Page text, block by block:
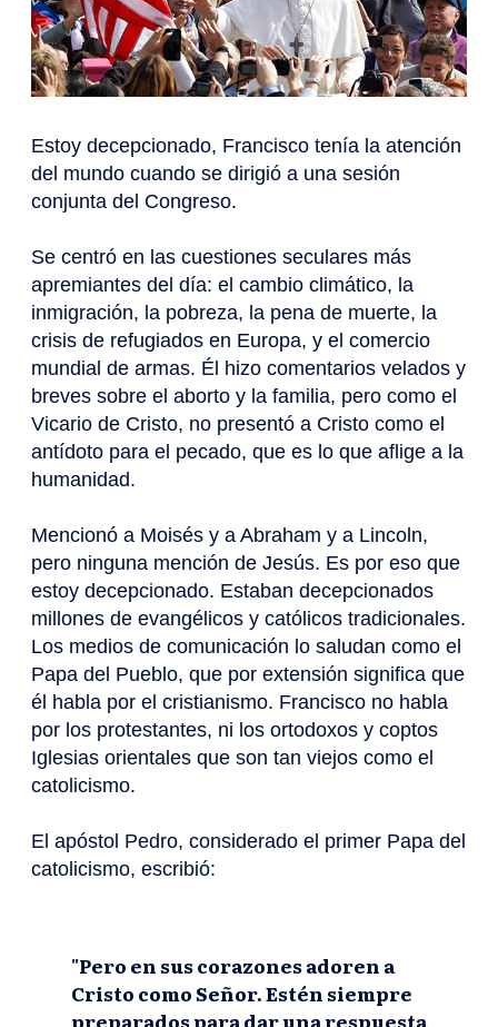
Estoy decepcionado, Francisco tenía la atención
del mundo cuando se dirigió a una sesión
conjunta del Congreso.
Se centró en las cuestiones seculares más
apremiantes del día: el cambio climático, la
inmigración, la pobreza, la pena de muerte, la
crisis de refugiados en Europa, y el comercio
mundial de armas. Él hizo comentarios velados y
breves sobre el aborto y la familia, pero como el
Vicario de Cristo, no presentó a Cristo como el
antídoto para el pecado, que es lo que aflige a la
humanidad.
Mencionó a Moisés y a Abraham y a Lincoln,
pero ninguna mención de Jesús. Es por eso que
estoy decepcionado. Estaban decepcionados
millones de evangélicos y católicos tradicionales.
Los medios de comunicación lo saludan como el
Papa del Pueblo, que por extensión significa que
él habla por el cristianismo. Francisco no habla
por los protestantes, ni los ortodoxos y coptos
Iglesias orientales que son tan viejos como el
catolicismo.
El apóstol Pedro, considerado el primer Papa del
catolicismo, escribió:
"Pero en sus corazones adoren a
Cristo como Señor. Estén siempre
preparados para dar una respuesta